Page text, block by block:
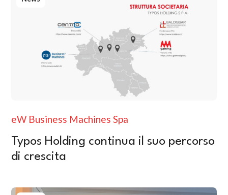
eW Business Machines Spa
Typos Holding continua il suo percorso
di crescita